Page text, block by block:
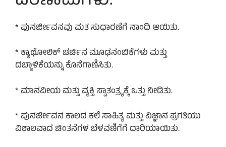
* ಪುನರ್ಜೀವನವು ಮತ ಸುಧಾರಣೆಗೆ ನಾಂದಿ ಆಯಿತು.
* ಕ್ಯಾಥೋಲಿಕ್ ಚರ್ಚಿನ ಮೂಢನಂಬಿಕೆಗಳು ಮತ್ತು
ದಬ್ಬಾಳಿಕೆಯನ್ನು ಕೊನೆಗಾಣಿಸಿತು.
* ಮಾನವೀಯ ಮತ್ತು ವ್ಯಕ್ತಿ ಸ್ವಾತಂತ್ರ್ಯಕ್ಕೆ ಒತ್ತು ನೀಡಿತು.
* ಪುನರ್ಜೀವನ ಕಾಲದ ಕಲೆ ಸಾಹಿತ್ಯ ಮತ್ತು ವಿಜ್ಞಾನ ಪ್ರಗತಿಯು
ವಿಶಾಲವಾದ ಚಿಂತನೆಗಳ ಬೆಳವಣಿಗೆಗೆ ದಾರಿಯಾಯಿತು.